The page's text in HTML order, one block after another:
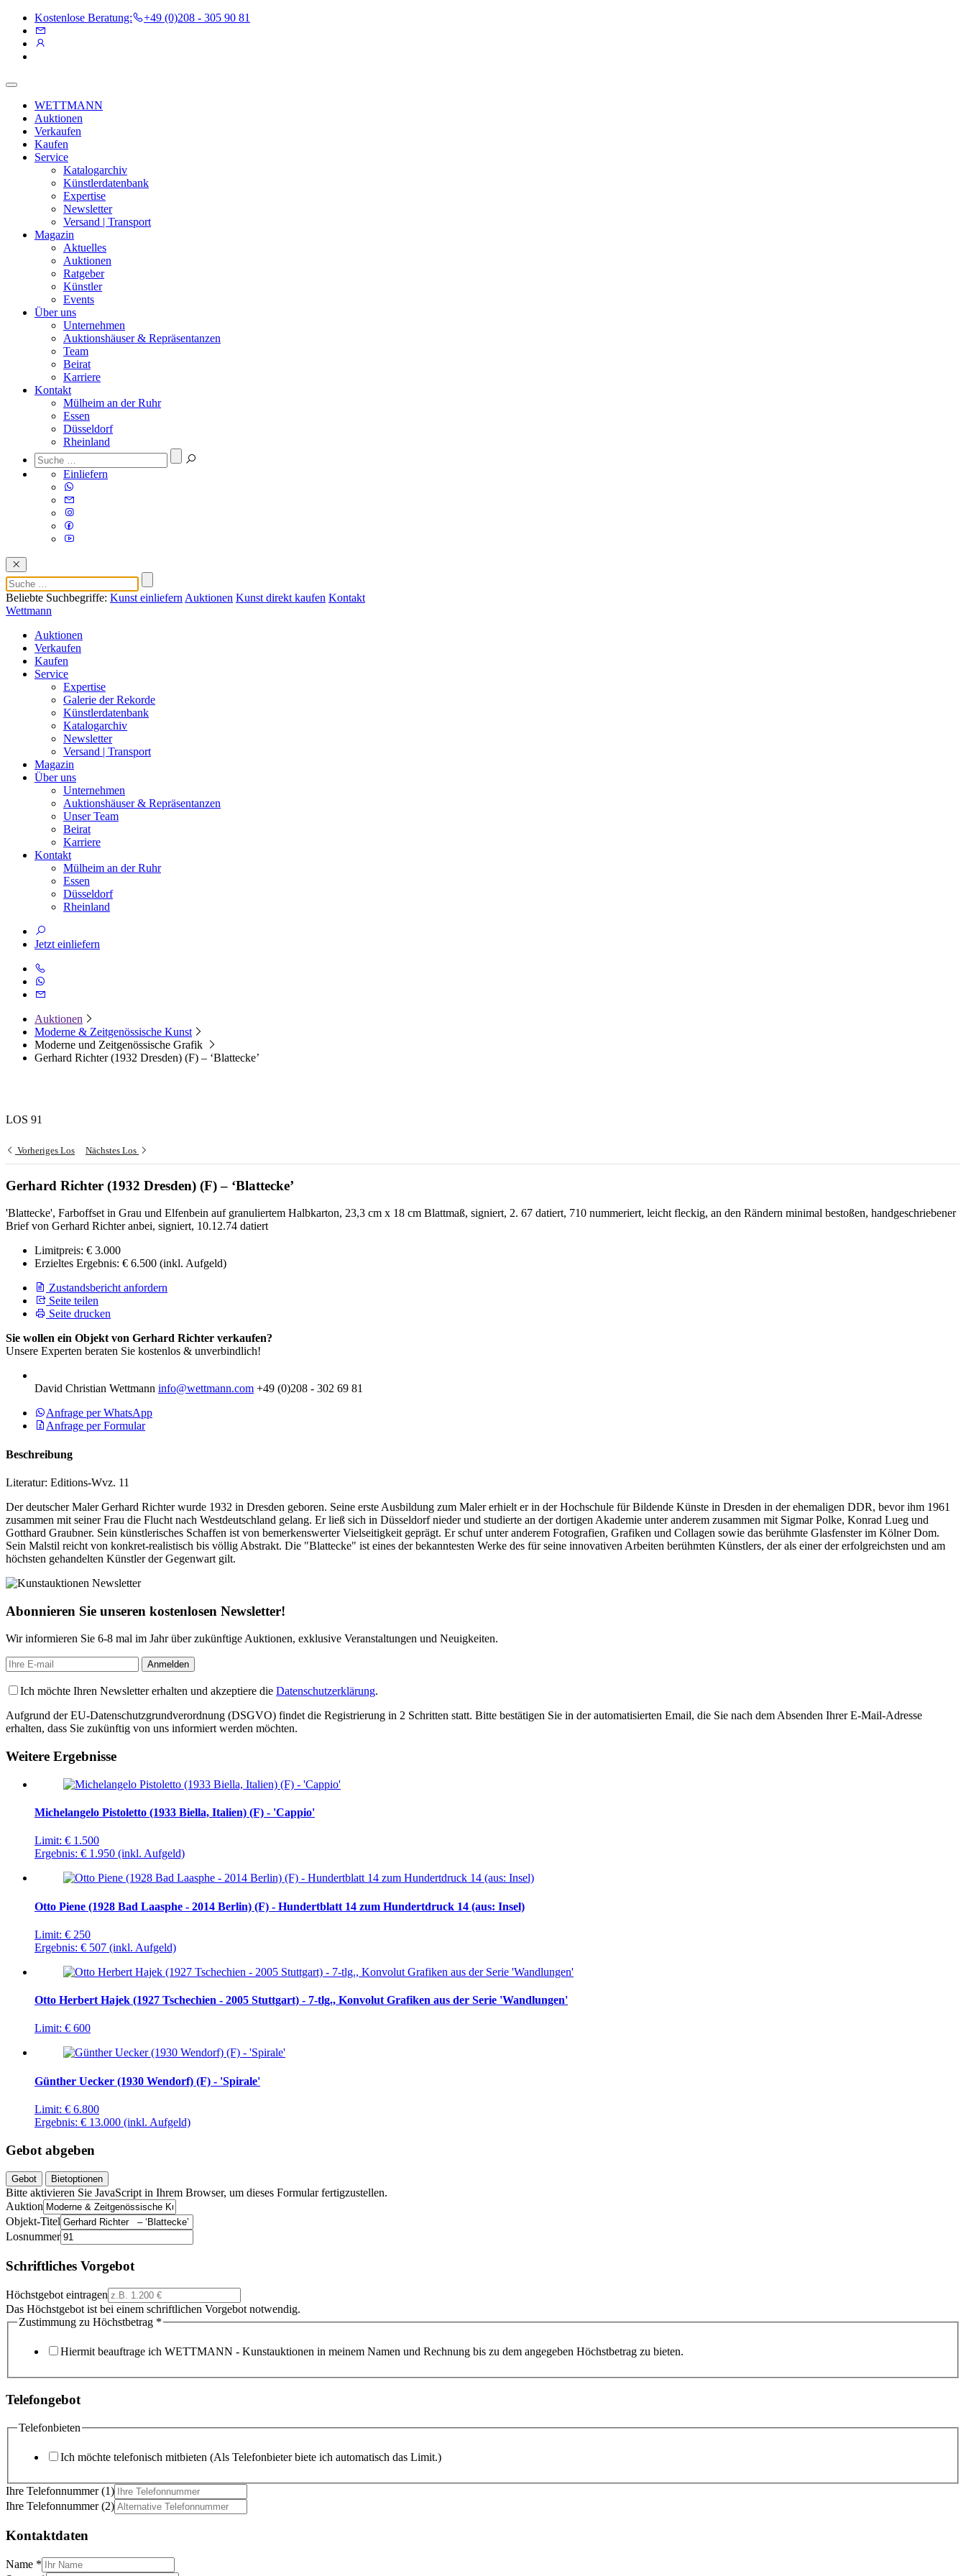
Kostenlose Beratung: +49 (0)208 - 305 90 81
WETTMANN
Auktionen
Verkaufen
Kaufen
Service
Katalogarchiv
Künstlerdatenbank
Expertise
Newsletter
Versand | Transport
Magazin
Aktuelles
Auktionen
Ratgeber
Künstler
Events
Über uns
Unternehmen
Auktionshäuser & Repräsentanzen
Team
Beirat
Karriere
Kontakt
Mülheim an der Ruhr
Essen
Düsseldorf
Rheinland
Einliefern
Beliebte Suchbegriffe: Kunst einliefern Auktionen Kunst direkt kaufen Kontakt
Wettmann
Auktionen
Verkaufen
Kaufen
Service
Expertise
Galerie der Rekorde
Künstlerdatenbank
Katalogarchiv
Newsletter
Versand | Transport
Magazin
Über uns
Unternehmen
Auktionshäuser & Repräsentanzen
Unser Team
Beirat
Karriere
Kontakt
Mülheim an der Ruhr
Essen
Düsseldorf
Rheinland
Jetzt einliefern
Auktionen
Moderne & Zeitgenössische Kunst
Moderne und Zeitgenössische Grafik
Gerhard Richter (1932 Dresden) (F) – ‘Blattecke’
LOS 91
Vorheriges Los Nächstes Los
Gerhard Richter (1932 Dresden) (F) – ‘Blattecke’
'Blattecke', Farboffset in Grau und Elfenbein auf granuliertem Halbkarton, 23,3 cm x 18 cm Blattmaß, signiert, 2. 67 datiert, 710 nummeriert, leicht fleckig, an den Rändern minimal bestoßen, handgeschriebener
Brief von Gerhard Richter anbei, signiert, 10.12.74 datiert
Limitpreis: € 3.000
Erzieltes Ergebnis: € 6.500 (inkl. Aufgeld)
Zustandsbericht anfordern
Seite teilen
Seite drucken
Sie wollen ein Objekt von Gerhard Richter verkaufen?
Unsere Experten beraten Sie kostenlos & unverbindlich!
David Christian Wettmann info@wettmann.com +49 (0)208 - 302 69 81
Anfrage per WhatsApp
Anfrage per Formular
Beschreibung
Literatur: Editions-Wvz. 11
Der deutscher Maler Gerhard Richter wurde 1932 in Dresden geboren. Seine erste Ausbildung zum Maler erhielt er in der Hochschule für Bildende Künste in Dresden in der ehemaligen DDR, bevor ihm 1961
zusammen mit seiner Frau die Flucht nach Westdeutschland gelang. Er ließ sich in Düsseldorf nieder und studierte an der dortigen Akademie unter anderem zusammen mit Sigmar Polke, Konrad Lueg und
Gotthard Graubner. Sein künstlerisches Schaffen ist von bemerkenswerter Vielseitigkeit geprägt. Er schuf unter anderem Fotografien, Grafiken und Collagen sowie das berühmte Glasfenster im Kölner Dom.
Sein Malstil reicht von konkret-realistisch bis völlig Abstrakt. Die "Blattecke" ist eines der bekanntesten Werke des für seine innovativen Arbeiten berühmten Künstlers, der als einer der erfolgreichsten und am
höchsten gehandelten Künstler der Gegenwart gilt.
Abonnieren Sie unseren kostenlosen Newsletter!
Wir informieren Sie 6-8 mal im Jahr über zukünftige Auktionen, exklusive Veranstaltungen und Neuigkeiten.
Ich möchte Ihren Newsletter erhalten und akzeptiere die Datenschutzerklärung.
Aufgrund der EU-Datenschutzgrundverordnung (DSGVO) findet die Registrierung in 2 Schritten statt. Bitte bestätigen Sie in der automatisierten Email, die Sie nach dem Absenden Ihrer E-Mail-Adresse
erhalten, dass Sie zukünftig von uns informiert werden möchten.
Weitere Ergebnisse
Michelangelo Pistoletto (1933 Biella, Italien) (F) - 'Cappio'
Limit: € 1.500
Ergebnis: € 1.950 (inkl. Aufgeld)
Otto Piene (1928 Bad Laasphe - 2014 Berlin) (F) - Hundertblatt 14 zum Hundertdruck 14 (aus: Insel)
Limit: € 250
Ergebnis: € 507 (inkl. Aufgeld)
Otto Herbert Hajek (1927 Tschechien - 2005 Stuttgart) - 7-tlg., Konvolut Grafiken aus der Serie 'Wandlungen'
Limit: € 600
Günther Uecker (1930 Wendorf) (F) - 'Spirale'
Limit: € 6.800
Ergebnis: € 13.000 (inkl. Aufgeld)
Gebot abgeben
Gebot Bietoptionen
Bitte aktivieren Sie JavaScript in Ihrem Browser, um dieses Formular fertigzustellen.
Auktion
Objekt-Titel
Losnummer
Schriftliches Vorgebot
Höchstgebot eintragen
Das Höchstgebot ist bei einem schriftlichen Vorgebot notwendig.
Zustimmung zu Höchstbetrag *
Hiermit beauftrage ich WETTMANN - Kunstauktionen in meinem Namen und Rechnung bis zu dem angegeben Höchstbetrag zu bieten.
Telefongebot
Telefonbieten
Ich möchte telefonisch mitbieten (Als Telefonbieter biete ich automatisch das Limit.)
Ihre Telefonnummer (1)
Ihre Telefonnummer (2)
Kontaktdaten
Name *